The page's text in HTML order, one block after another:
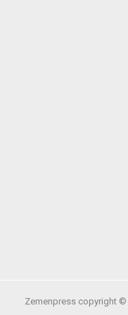
Zemenpress copyright ©